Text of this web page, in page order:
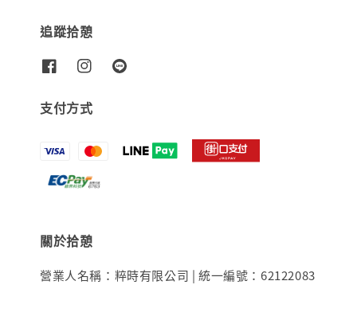
追蹤拾憩
支付方式
關於拾憩
營業人名稱：粹時有限公司 | 統一編號：62122083